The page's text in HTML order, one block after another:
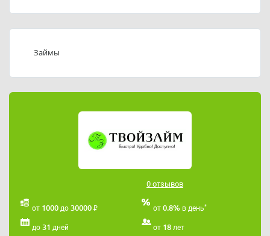
индивидуальные условия кредитования.
ЗАЙМ»: +7(910)950-65-65, +7(920)381-40-40.
tvoizaim44@mail.ru.
Займы
0 отзывов
от 1000 до 30000 ₽ от 0.8% в день*
до 31 дней от 18 лет